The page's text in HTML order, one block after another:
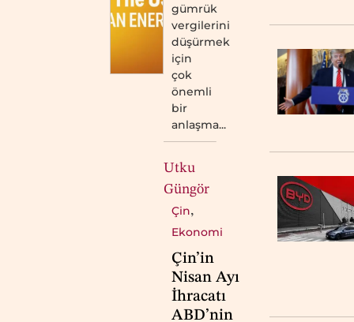
gümrük
vergilerini
düşürmek
için
çok
önemli
bir
anlaşma...
Utku
Güngör
Çin,
Ekonomi
Çin’in
Nisan Ayı
İhracatı
ABD’nin